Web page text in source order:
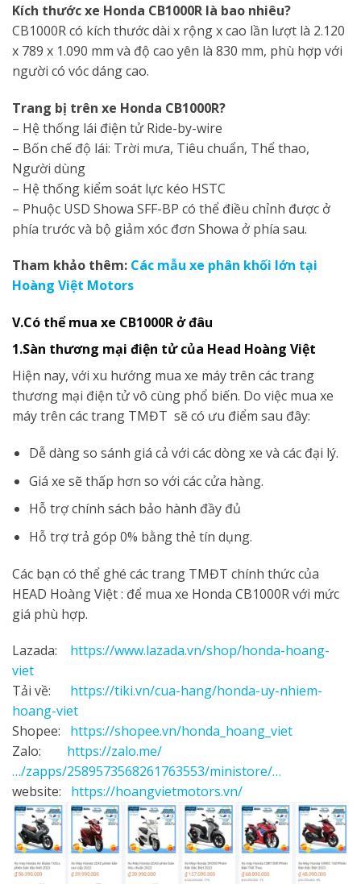
Kích thước xe Honda CB1000R là bao nhiêu?
CB1000R có kích thước dài x rộng x cao lần lượt là 2.120
x 789 x 1.090 mm và độ cao yên là 830 mm, phù hợp với
người có vóc dáng cao.
Trang bị trên xe Honda CB1000R?
– Hệ thống lái điện tử Ride-by-wire
– Bốn chế độ lái: Trời mưa, Tiêu chuẩn, Thể thao,
Người dùng
– Hệ thống kiểm soát lực kéo HSTC
– Phuộc USD Showa SFF-BP có thể điều chỉnh được ở
phía trước và bộ giảm xóc đơn Showa ở phía sau.
Tham khảo thêm: Các mẫu xe phân khối lớn tại
Hoàng Việt Motors
V.Có thể mua xe CB1000R ở đâu
1.Sàn thương mại điện tử của Head Hoàng Việt
Hiện nay, với xu hướng mua xe máy trên các trang
thương mại điện tử vô cùng phổ biến. Do việc mua xe
máy trên các trang TMĐT sẽ có ưu điểm sau đây:
Dễ dàng so sánh giá cả với các dòng xe và các đại lý.
Giá xe sẽ thấp hơn so với các cửa hàng.
Hỗ trợ chính sách bảo hành đầy đủ
Hỗ trợ trả góp 0% bằng thẻ tín dụng.
Các bạn có thể ghé các trang TMĐT chính thức của
HEAD Hoàng Việt : để mua xe Honda CB1000R với mức
giá phù hợp.
Lazada: https://www.lazada.vn/shop/honda-hoang-
viet
Tải về: https://tiki.vn/cua-hang/honda-uy-nhiem-
hoang-viet
Shopee:
https://shopee.vn/honda_hoang_viet
Zalo: https://zalo.me/
…/zapps/2589573568261763553/ministore/…
website:
https://hoangvietmotors.vn/